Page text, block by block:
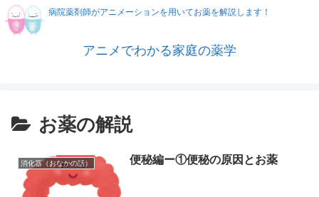
病院薬剤師がアニメーションを用いてお薬を解説します！
アニメでわかる家庭の薬学
お薬の解説
消化器（おなかの話） 便秘編ー①便秘の原因とお薬